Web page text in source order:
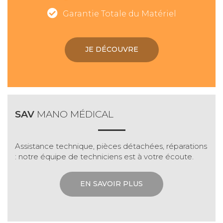
Garantie Totale du Matériel
JE DÉCOUVRE
SAV MANO MÉDICAL
Assistance technique, pièces détachées, réparations
: notre équipe de techniciens est à votre écoute.
EN SAVOIR PLUS